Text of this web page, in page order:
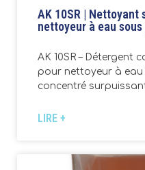
AK 10SR | Nettoyant
nettoyeur à eau
AK 10SR – Détergent
pour nettoyeur à
concentré
LIRE +